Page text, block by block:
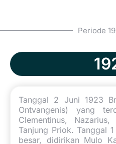
Periode
Tanggal 2 Juni 1923
Ontvangenis) yang
Clementinus,
Tanjung Priok. Tanggal
besar, didirikan Mulo